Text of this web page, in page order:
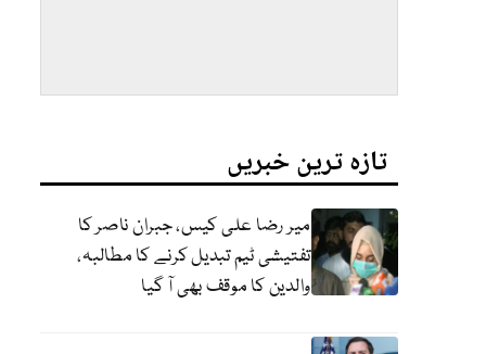
تازہ ترین خبریں
میر رضا علی کیس، جبران ناصر کا
تفتیشی ٹیم تبدیل کرنے کا مطالبہ،
والدین کا موقف بھی آ گیا